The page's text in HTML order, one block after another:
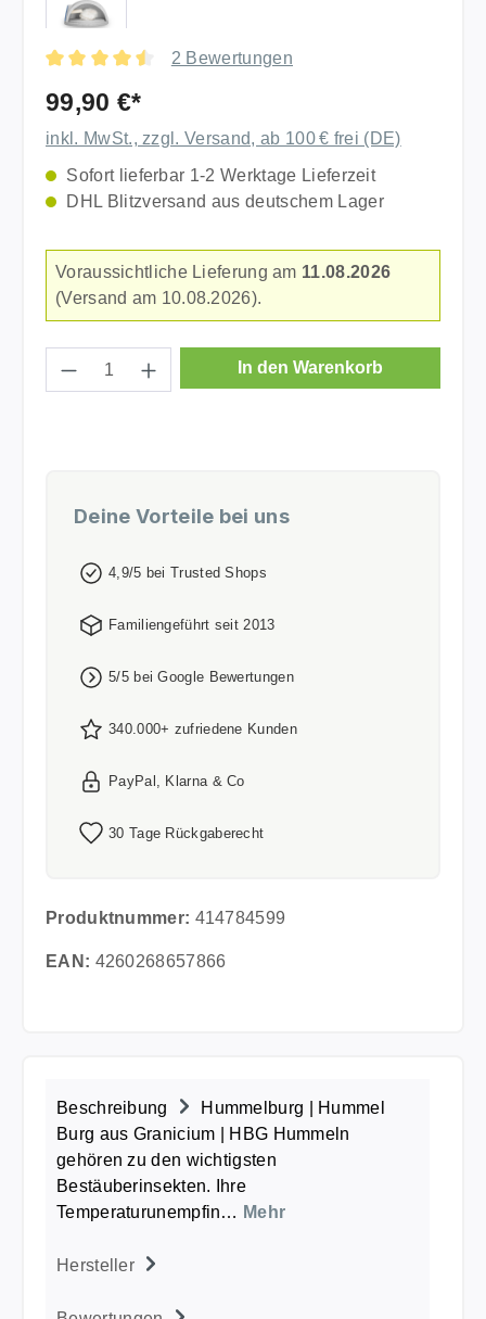
2 Bewertungen
99,90 €*
inkl. MwSt., zzgl. Versand, ab 100 € frei (DE)
Sofort lieferbar 1-2 Werktage Lieferzeit
DHL Blitzversand aus deutschem Lager
Voraussichtliche Lieferung am 11.08.2026
(Versand am 10.08.2026).
Produkt Anzahl: Gib den gewünschten
In den Warenkorb
Deine Vorteile bei uns
4,9/5 bei Trusted Shops
Familiengeführt seit 2013
5/5 bei Google Bewertungen
340.000+ zufriedene Kunden
PayPal, Klarna & Co
30 Tage Rückgaberecht
Produktnummer: 414784599
EAN: 4260268657866
Beschreibung
Hummelburg | Hummel
Burg aus Granicium | HBG Hummeln
gehören zu den wichtigsten
Bestäuberinsekten. Ihre
Temperaturunempfin… Mehr
Hersteller